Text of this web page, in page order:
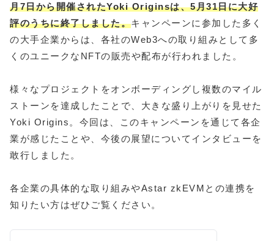
月7日から開催されたYoki Originsは、5月31日に大好
評のうちに終了しました。キャンペーンに参加した多く
の大手企業からは、各社のWeb3への取り組みとして多
くのユニークなNFTの販売や配布が行われました。
様々なプロジェクトをオンボーディングし複数のマイル
ストーンを達成したことで、大きな盛り上がりを見せた
Yoki Origins。今回は、このキャンペーンを通じて各企
業が感じたことや、今後の展望についてインタビューを
敢行しました。
各企業の具体的な取り組みやAstar zkEVMとの連携を
知りたい方はぜひご覧ください。